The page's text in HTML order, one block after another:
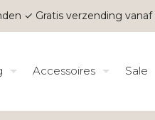
✓ Gratis verzending
Accessoires Sale